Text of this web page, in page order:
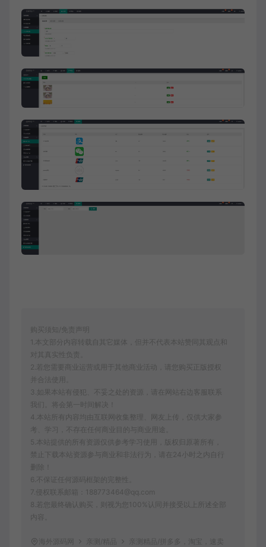
购买须知/免责声明
1.本文部分内容转载自其它媒体，但并不代表本站赞同其观点和
对其真实性负责。
2.若您需要商业运营或用于其他商业活动，请您购买正版授权
并合法使用。
3.如果本站有侵犯、不妥之处的资源，请在网站右边客服联系
我们。将会第一时间解决！
4.本站所有内容均由互联网收集整理、网友上传，仅供大家参
考、学习，不存在任何商业目的与商业用途。
5.本站提供的所有资源仅供参考学习使用，版权归原著所有，
禁止下载本站资源参与商业和非法行为，请在24小时之内自行
删除！
6.不保证任何源码框架的完整性。
7.侵权联系邮箱：188773464@qq.com
8.若您最终确认购买，则视为您100%认同并接受以上所述全部
内容。
海外源码网 亲测/精品
亲测精品/拼多多，淘宝，速卖